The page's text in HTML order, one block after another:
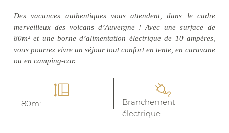
Des vacances authentiques vous attendent, dans le cadre
merveilleux des volcans d’Auvergne ! Avec une surface de
80m² et une borne d’alimentation électrique de 10 ampères,
vous pourrez vivre un séjour tout confort en tente, en caravane
ou en camping-car.
80m2
Branchement
électrique